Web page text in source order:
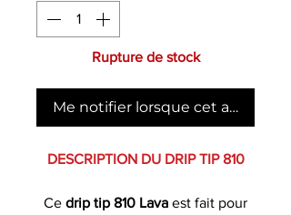
Rupture de stock
Me notifier lorsque cet article est
DESCRIPTION DU DRIP TIP 810
Ce drip tip 810 Lava est fait pour